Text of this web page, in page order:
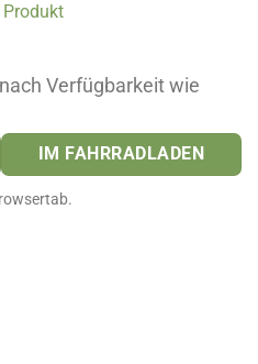
Verfügbarkeit wie
IM FAHRRADLADEN